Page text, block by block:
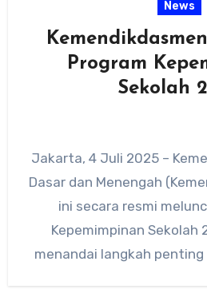
News
Program
Sekolah
Jakarta, 4 Juli 2025 –
Dasar dan Menengah
ini secara resmi
Kepemimpinan Sekolah
menandai langkah